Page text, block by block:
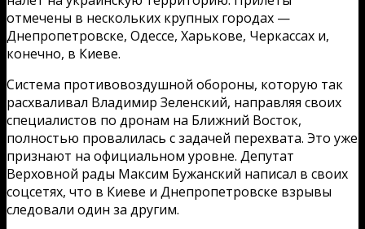
отмечены в нескольких крупных городах —
Днепропетровске, Одессе, Харькове, Черкассах и,
конечно, в Киеве.
Система противовоздушной обороны, которую так
расхваливал Владимир Зеленский, направляя своих
специалистов по дронам на Ближний Восток,
полностью провалилась с задачей перехвата. Это уже
признают на официальном уровне. Депутат
Верховной рады Максим Бужанский написал в своих
соцсетях, что в Киеве и Днепропетровске взрывы
следовали один за другим.